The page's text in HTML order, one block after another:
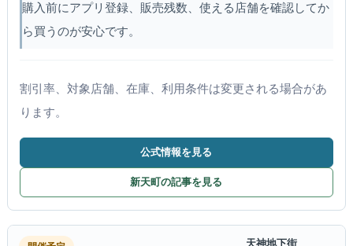
購入前にアプリ登録、販売残数、使える店舗を確認してか
ら買うのが安心です。
割引率、対象店舗、在庫、利用条件は変更される場合があ
ります。
公式情報を見る
新天町の記事を見る
天神地下街